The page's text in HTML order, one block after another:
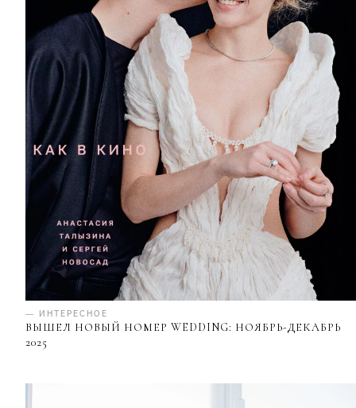
— ИНТЕРЕСНОЕ
ВЫШЕЛ НОВЫЙ НОМЕР WEDDING: НОЯБРЬ-ДЕКАБРЬ
2025